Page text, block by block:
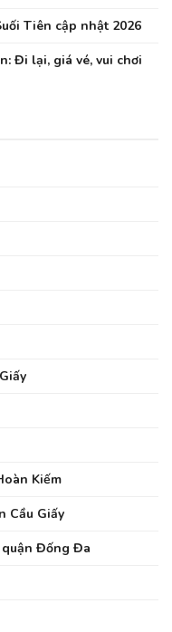
Tiên cập nhật 2026
Đi lại, giá vé, vui chơi
Kiếm
Cầu Giấy
Đống Đa